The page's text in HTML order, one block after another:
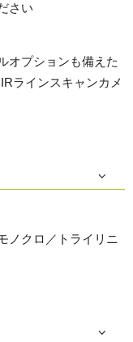
さい
オプションも備えた
ラインスキャンカメ
ノクロ／トライリニ